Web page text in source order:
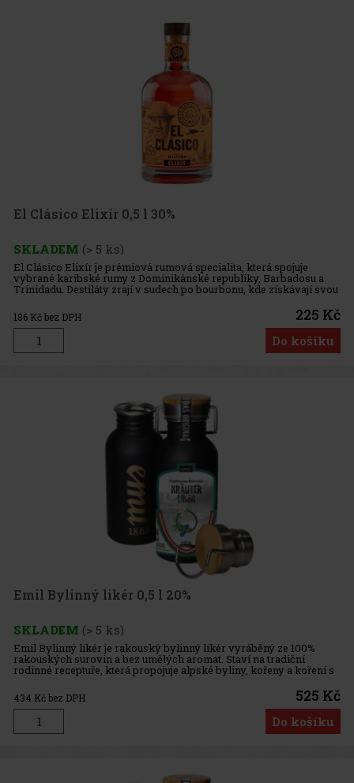
El Clásico Elixír 0,5 l 30%
SKLADEM (> 5 ks)
El Clásico Elixír je prémiová rumová specialita, která spojuje
vybrané karibské rumy z Dominikánské republiky, Barbadosu a
Trinidadu. Destiláty zrají v sudech po bourbonu, kde získávají svou
jemnost, hloubku a bohatý charakter. Výsledná směs je harmo
186 Kč bez DPH 225 Kč
Do košíku
Emil Bylinný likér 0,5 l 20%
SKLADEM (> 5 ks)
Emil Bylinný likér je rakouský bylinný likér vyráběný ze 100%
rakouských surovin a bez umělých aromat. Staví na tradiční
rodinné receptuře, která propojuje alpské byliny, kořeny a koření s
poctivým zpracováním. Výsledkem je vyvážený bylinný likér s m
434 Kč bez DPH 525 Kč
Do košíku